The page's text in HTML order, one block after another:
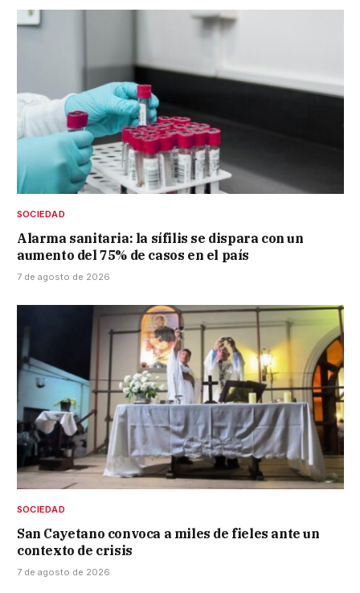
SOCIEDAD
Alarma sanitaria: la sífilis se dispara con un
aumento del 75% de casos en el país
7 de agosto de 2026
SOCIEDAD
San Cayetano convoca a miles de fieles ante un
contexto de crisis
7 de agosto de 2026